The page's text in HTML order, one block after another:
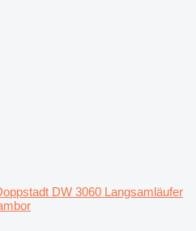
DW 3060 Langsamläufer